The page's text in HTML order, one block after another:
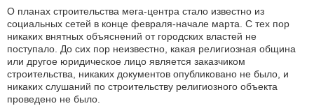
О планах строительства мега-центра стало известно из
социальных сетей в конце февраля-начале марта. С тех пор
никаких внятных объяснений от городских властей не
поступало. До сих пор неизвестно, какая религиозная община
или другое юридическое лицо является заказчиком
строительства, никаких документов опубликовано не было, и
никаких слушаний по строительству религиозного объекта
проведено не было.